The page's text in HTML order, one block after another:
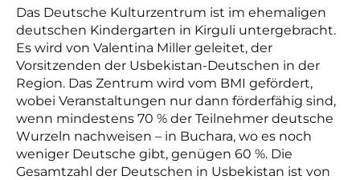
Das Deutsche Kulturzentrum ist im ehemaligen
deutschen Kindergarten in Kirguli untergebracht.
Es wird von Valentina Miller geleitet, der
Vorsitzenden der Usbekistan-Deutschen in der
Region. Das Zentrum wird vom BMI gefördert,
wobei Veranstaltungen nur dann förderfähig sind,
wenn mindestens 70 % der Teilnehmer deutsche
Wurzeln nachweisen – in Buchara, wo es noch
weniger Deutsche gibt, genügen 60 %. Die
Gesamtzahl der Deutschen in Usbekistan ist von